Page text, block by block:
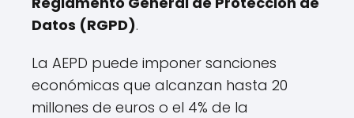
Datos (RGPD).
La AEPD puede imponer sanciones
económicas que alcanzan hasta 20
millones de euros o el 4% de la